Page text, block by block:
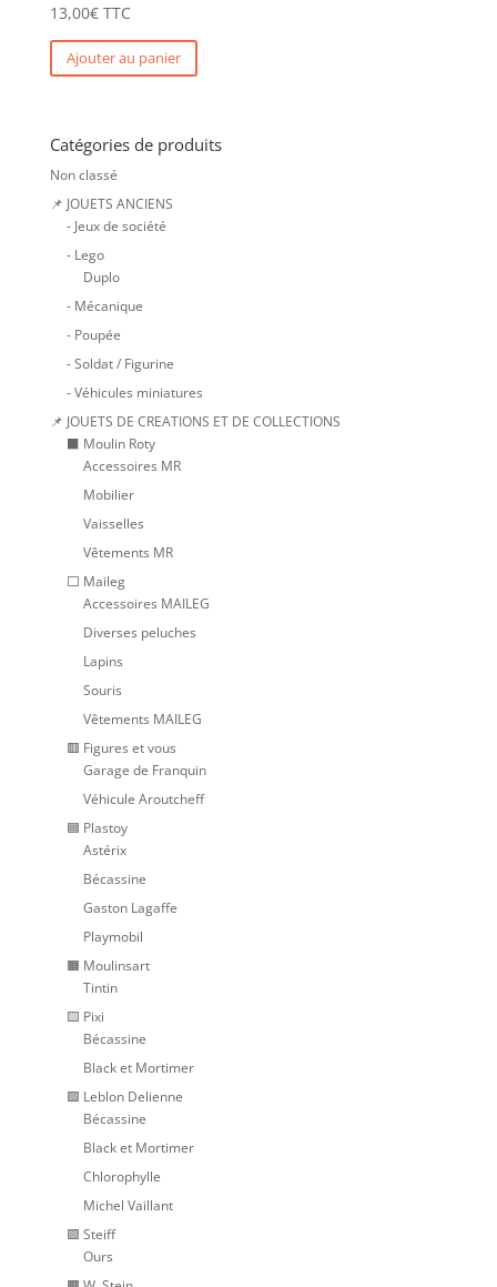
13,00€ TTC
Ajouter au panier
Catégories de produits
Non classé
📌 JOUETS ANCIENS
- Jeux de société
- Lego
Duplo
- Mécanique
- Poupée
- Soldat / Figurine
- Véhicules miniatures
📌 JOUETS DE CREATIONS ET DE COLLECTIONS
⬛ Moulin Roty
Accessoires MR
Mobilier
Vaisselles
Vêtements MR
⬜ Maileg
Accessoires MAILEG
Diverses peluches
Lapins
Souris
Vêtements MAILEG
🟥 Figures et vous
Garage de Franquin
Véhicule Aroutcheff
🟦 Plastoy
Astérix
Bécassine
Gaston Lagaffe
Playmobil
🟧 Moulinsart
Tintin
🟨 Pixi
Bécassine
Black et Mortimer
🟩 Leblon Delienne
Bécassine
Black et Mortimer
Chlorophylle
Michel Vaillant
🟪 Steiff
Ours